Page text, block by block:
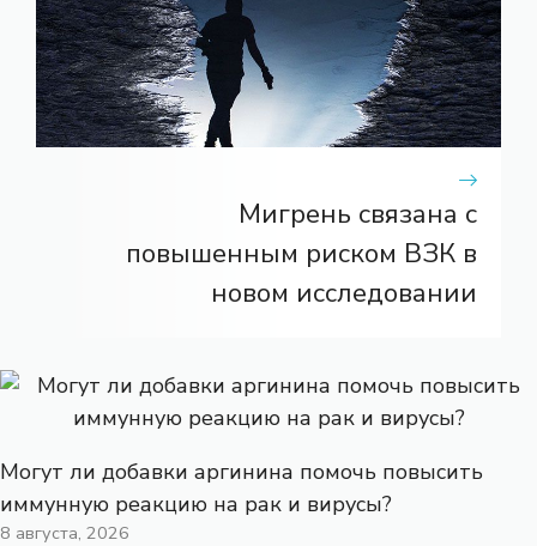
Мигрень связана с
повышенным риском ВЗК в
новом исследовании
Могут ли добавки аргинина помочь повысить
иммунную реакцию на рак и вирусы?
8 августа, 2026